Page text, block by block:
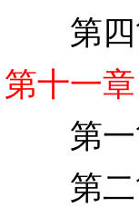
第四
第十一
第一
第二